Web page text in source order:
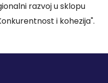
razvoj u sklopu
i kohezija".